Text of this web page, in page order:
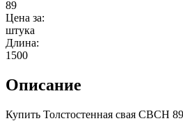
89
Цена за:
штука
Длина:
1500
Описание
Купить Толстостенная свая СВСН